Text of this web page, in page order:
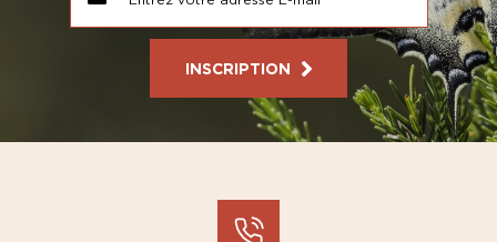
INSCRIPTION